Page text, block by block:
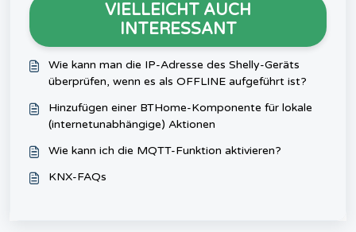
VIELLEICHT AUCH
INTERESSANT
Wie kann man die IP-Adresse des Shelly-Geräts
überprüfen, wenn es als OFFLINE aufgeführt ist?
Hinzufügen einer BTHome-Komponente für lokale
(internetunabhängige) Aktionen
Wie kann ich die MQTT-Funktion aktivieren?
KNX-FAQs